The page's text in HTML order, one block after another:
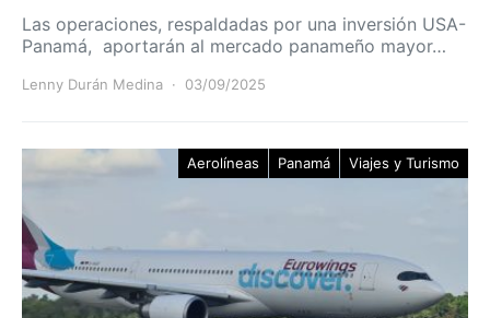
Las operaciones, respaldadas por una inversión USA-
Panamá, aportarán al mercado panameño mayor…
Lenny Durán Medina 03/09/2025
Aerolíneas Panamá Viajes y Turismo